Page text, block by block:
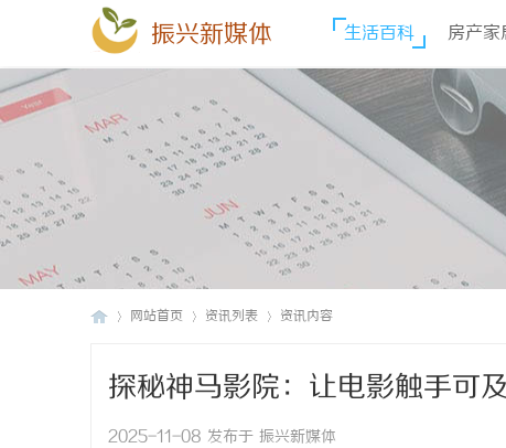
振兴新媒体 生活百科 房产家
网站首页 资讯列表 资讯内容
探秘神马影院：让电影触手可
2025-11-08 发布于 振兴新媒体